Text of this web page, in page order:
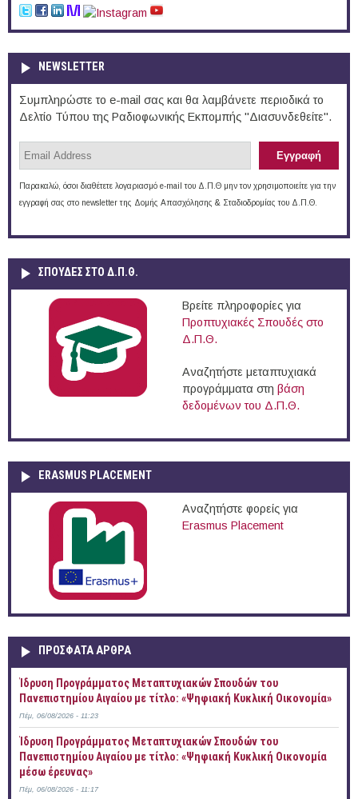
NEWSLETTER
Συμπληρώστε το e-mail σας και θα λαμβάνετε περιοδικά το
Δελτίο Τύπου της Ραδιοφωνικής Εκπομπής "Διασυνδεθείτε".
Παρακαλώ, όσοι διαθέτετε λογαριασμό e-mail του Δ.Π.Θ μην τον χρησιμοποιείτε για την
εγγραφή σας στο newsletter της Δομής Απασχόλησης & Σταδιοδρομίας του Δ.Π.Θ.
ΣΠΟΥΔΈΣ ΣΤΟ Δ.Π.Θ.
Βρείτε πληροφορίες για
Προπτυχιακές Σπουδές στο
Δ.Π.Θ.
Αναζητήστε μεταπτυχιακά
προγράμματα στη βάση
δεδομένων του Δ.Π.Θ.
ERASMUS PLACEMENT
Αναζητήστε φορείς για
Erasmus Placement
ΠΡOΣΦΑΤΑ AΡΘΡΑ
Ίδρυση Προγράμματος Μεταπτυχιακών Σπουδών του
Πανεπιστημίου Αιγαίου με τίτλο: «Ψηφιακή Κυκλική Οικονομία»
Πέμ, 06/08/2026 - 11:23
Ίδρυση Προγράμματος Μεταπτυχιακών Σπουδών του
Πανεπιστημίου Αιγαίου με τίτλο: «Ψηφιακή Κυκλική Οικονομία
μέσω έρευνας»
Πέμ, 06/08/2026 - 11:17